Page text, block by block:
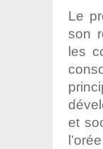
Le
son
les
et